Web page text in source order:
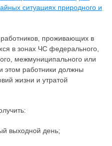
ситуациях природного и
проживающих в
в зонах ЧС федерального,
межмуниципального или
этом работники должны
жизни и утратой
выходной день;